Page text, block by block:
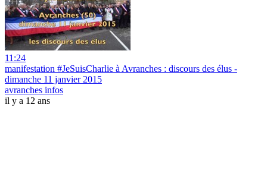
11:24
manifestation #JeSuisCharlie à Avranches : discours des élus -
dimanche 11 janvier 2015
avranches infos
il y a 12 ans